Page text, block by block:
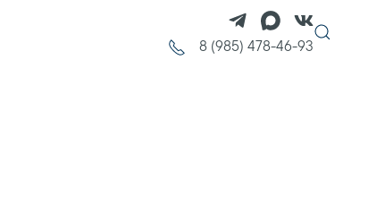
8 (985) 478-46-93